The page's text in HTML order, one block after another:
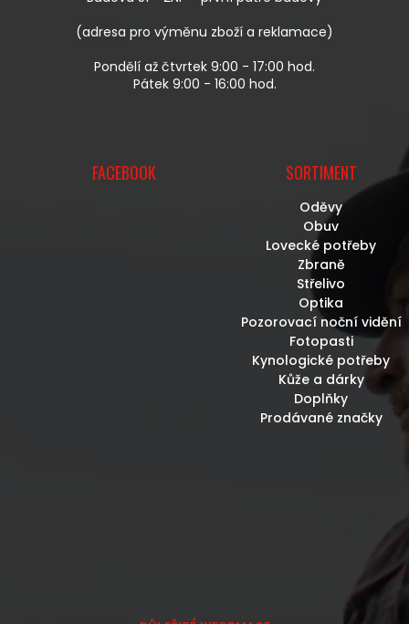
V
P
I
(adresa pro výměnu zboží a reklamace)
Pondělí až čtvrtek 9:00 - 17:00 hod.
Pátek 9:00 - 16:00 hod.
FACEBOOK SORTIMENT
Oděvy
Obuv
Lovecké potřeby
Zbraně
Střelivo
Optika
Pozorovací noční vidění
Fotopasti
Kynologické potřeby
Kůže a dárky
Doplňky
Prodávané značky